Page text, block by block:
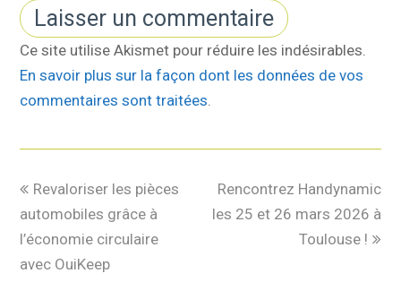
Ce site utilise Akismet pour réduire les indésirables.
En savoir plus sur la façon dont les données de vos
commentaires sont traitées.
Revaloriser les pièces
automobiles grâce à
l’économie circulaire
avec OuiKeep
Rencontrez Handynamic
les 25 et 26 mars 2026 à
Toulouse !